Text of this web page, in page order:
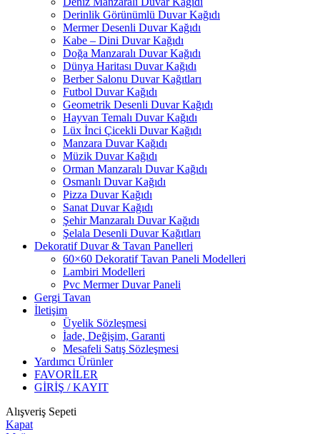
Derinlik Görünümlü Duvar Kağıdı
Mermer Desenli Duvar Kağıdı
Kabe – Dini Duvar Kağıdı
Doğa Manzaralı Duvar Kağıdı
Dünya Haritası Duvar Kağıdı
Berber Salonu Duvar Kağıtları
Futbol Duvar Kağıdı
Geometrik Desenli Duvar Kağıdı
Hayvan Temalı Duvar Kağıdı
Lüx İnci Çicekli Duvar Kağıdı
Manzara Duvar Kağıdı
Müzik Duvar Kağıdı
Orman Manzaralı Duvar Kağıdı
Osmanlı Duvar Kağıdı
Pizza Duvar Kağıdı
Sanat Duvar Kağıdı
Şehir Manzaralı Duvar Kağıdı
Şelala Desenli Duvar Kağıtları
Dekoratif Duvar & Tavan Panelleri
60×60 Dekoratif Tavan Paneli Modelleri
Lambiri Modelleri
Pvc Mermer Duvar Paneli
Gergi Tavan
İletişim
Üyelik Sözleşmesi
İade, Değişim, Garanti
Mesafeli Satış Sözleşmesi
Yardımcı Ürünler
FAVORİLER
GİRİŞ / KAYIT
Alışveriş Sepeti
Kapat